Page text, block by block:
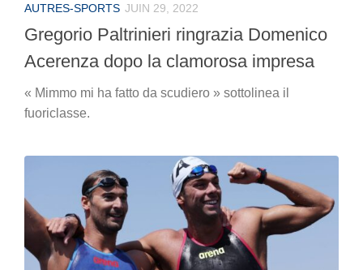
AUTRES-SPORTS JUIN 29, 2022
Gregorio Paltrinieri ringrazia Domenico
Acerenza dopo la clamorosa impresa
« Mimmo mi ha fatto da scudiero » sottolinea il
fuoriclasse.